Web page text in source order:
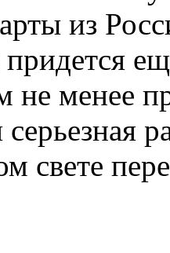
из
не менее
серьезная
свете